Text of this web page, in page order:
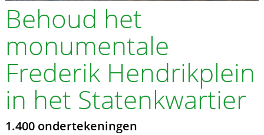
Behoud het
monumentale
Frederik Hendrikplein
in het Statenkwartier
1.400 ondertekeningen